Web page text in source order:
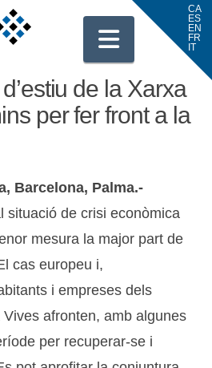
de la Xarxa
per fer front a la
Barcelona, Palma.-
situació de crisi econòmica
mesura la major part de
cas europeu i,
i empreses dels
afronten, amb algunes
per recuperar-se i